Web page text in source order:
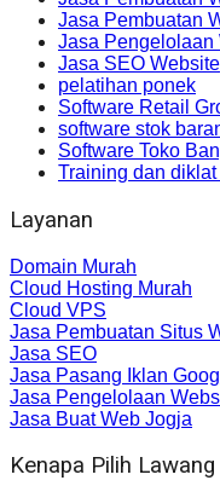
Jasa Pembuatan
Jasa Pengelolaan
Jasa SEO Website
pelatihan ponek
Software Retail
software stok
Software Toko
Training dan
Layanan
Domain Murah
Cloud Hosting Murah
Cloud VPS
Jasa Pembuatan Situs
Jasa SEO
Jasa Pasang Iklan
Jasa Pengelolaan
Jasa Buat Web Jogja
Kenapa Pilih